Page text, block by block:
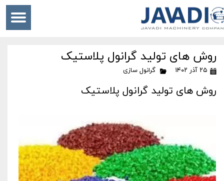
روش های تولید گرانول پلاستیک
۲۵ آذر ۱۴۰۲ گرانول سازی
روش های تولید گرانول پلاستیک